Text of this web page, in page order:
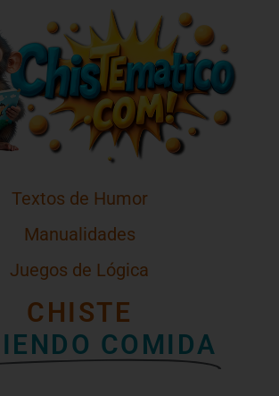
Textos de Humor
Manualidades
Juegos de Lógica
CHISTE
COMIDA